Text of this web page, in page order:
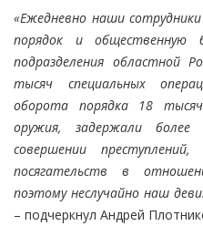
«Ежедневно наши
порядок и общественную
подразделения областной
тысяч специальных
оборота порядка 18
оружия, задержали
совершении
посягательств в
поэтому неслучайно наш
– подчеркнул Андрей